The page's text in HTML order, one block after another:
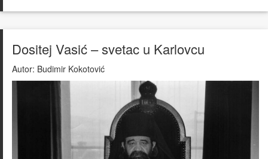
Dositej Vasić – svetac u Karlovcu
Autor: Budimir Kokotović